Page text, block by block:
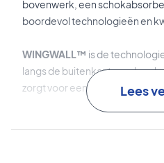
bovenwerk, een
boordevol technologieën en
WINGWALL™ is de
langs de buitenkant van de
zorgt voor een superieureLees